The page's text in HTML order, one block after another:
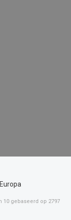
10 gebaseerd op 2797